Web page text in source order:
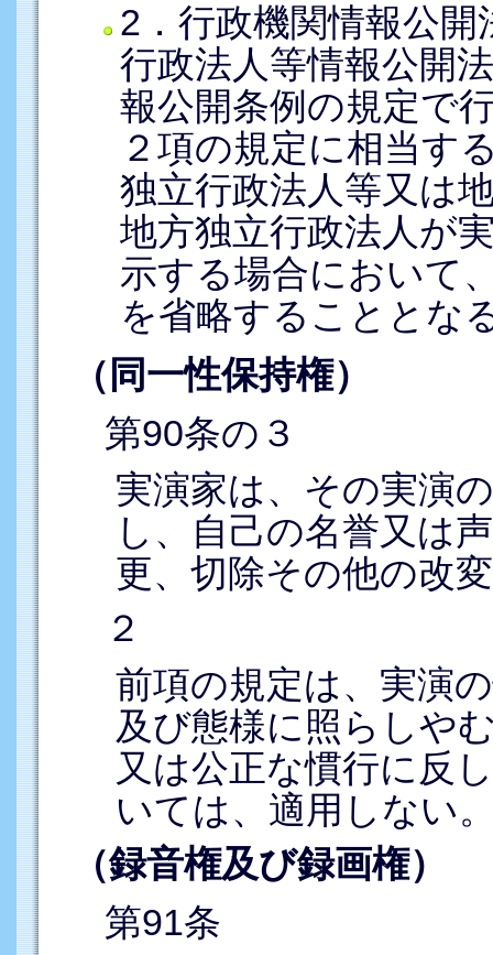
2．行政機関情報公
行政法人等情報公開
報公開条例の規定で
２項の規定に相当す
独立行政法人等又は
地方独立行政法人が
示する場合において
を省略することとな
（同一性保持権）
第90条の３
実演家は、その実演
し、自己の名誉又は
更、切除その他の改
２
前項の規定は、実演
及び態様に照らしや
又は公正な慣行に反
いては、適用しない
（録音権及び録画権）
第91条